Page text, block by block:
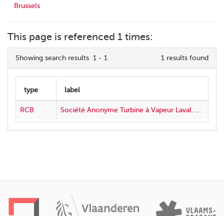
Brussels
This page is referenced 1 times:
Showing search results 1 - 1 1 results found
RCB Société Anonyme Turbine à Vapeur Laval. Messieurs,